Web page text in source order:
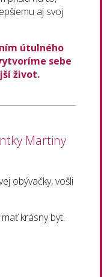
aj svoj
útulného
sebe
život.
Martiny
obývačky, vošli
krásny byt.